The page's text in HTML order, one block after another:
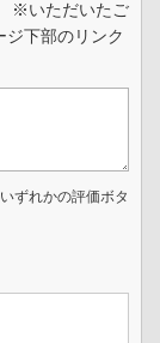
※いただいたご
下部のリンク
ずれかの評価ボタ